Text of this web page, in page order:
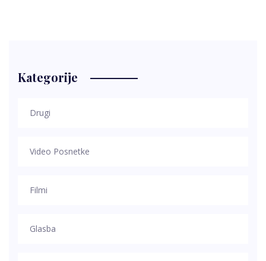
Kategorije
Drugi
Video Posnetke
Filmi
Glasba